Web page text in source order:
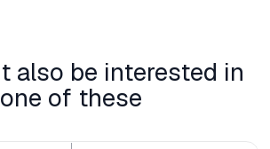
also be interested in
one of these